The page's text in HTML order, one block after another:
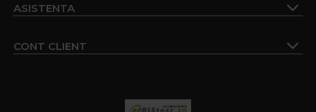
ASISTENTA
CONT CLIENT